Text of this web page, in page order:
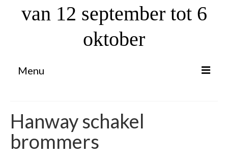
van 12 september tot 6
oktober
Menu
Atv’s / Quads
Scooter Financiering
Hanway schakel
brommers